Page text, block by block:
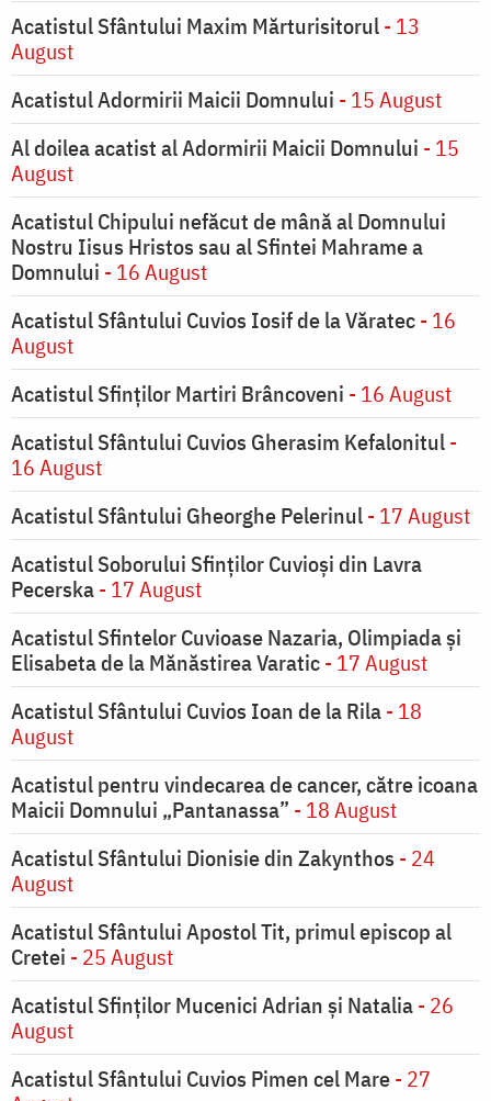
Acatistul Sfântului Maxim Mărturisitorul- 13
August
Acatistul Adormirii Maicii Domnului - 15 August
Al doilea acatist al Adormirii Maicii Domnului - 15
August
Acatistul Chipului nefăcut de mână al Domnului
Nostru Iisus Hristos sau al Sfintei Mahrame a
Domnului - 16 August
Acatistul Sfântului Cuvios Iosif de la Văratec- 16
August
Acatistul Sfinților Martiri Brâncoveni - 16 August
Acatistul Sfântului Cuvios Gherasim Kefalonitul-
16 August
Acatistul Sfântului Gheorghe Pelerinul- 17 August
Acatistul Soborului Sfinților Cuvioși din Lavra
Pecerska- 17 August
Acatistul Sfintelor Cuvioase Nazaria, Olimpiada și
Elisabeta de la Mănăstirea Varatic- 17 August
Acatistul Sfântului Cuvios Ioan de la Rila- 18
August
Acatistul pentru vindecarea de cancer, către icoana
Maicii Domnului „Pantanassa” - 18 August
Acatistul Sfântului Dionisie din Zakynthos - 24
August
Acatistul Sfântului Apostol Tit, primul episcop al
Cretei - 25 August
Acatistul Sfinților Mucenici Adrian și Natalia- 26
August
Acatistul Sfântului Cuvios Pimen cel Mare- 27